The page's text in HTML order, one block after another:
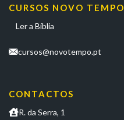
CURSOS NOVO TEMPO
Ler a Bíblia
cursos@novotempo.pt
CONTACTOS
R. da Serra, 1